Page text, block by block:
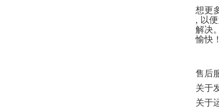
想更
, 以
解决
愉快
售后
关于
关于